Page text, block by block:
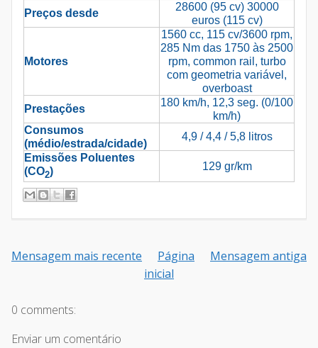
Preços desde
28600 (95 cv) 30000
euros (115 cv)
Motores
1560 cc, 115 cv/3600 rpm,
285 Nm das 1750 às 2500
rpm, common rail, turbo
com geometria variável,
overboast
Prestações
180 km/h, 12,3 seg. (0/100
km/h)
Consumos
(médio/estrada/cidade)
4,9 / 4,4 / 5,8 litros
Emissões Poluentes
(CO2) 129 gr/km
Mensagem mais recente Mensagem antiga
Página
inicial
0 comments:
Enviar um comentário